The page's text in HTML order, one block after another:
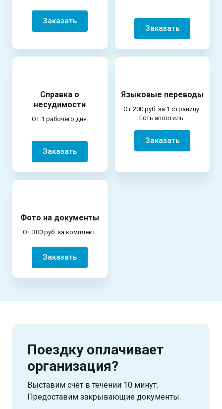
Заказать
Заказать
Справка о
несудимости
От 1 рабочего дня.
Заказать
Языковые переводы
От 200 руб. за 1 страницу.
Есть апостиль.
Заказать
Фото на документы
От 300 руб. за комплект.
Заказать
Поездку оплачивает
организация?
Выставим счёт в течении 10 минут.
Предоставим закрывающие документы.